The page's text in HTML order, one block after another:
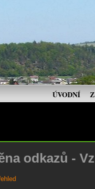
ÚVODNÍ
odkazů -